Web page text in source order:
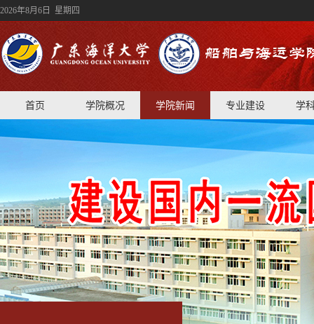
2026年8月6日 星期四
首页 学院概况 学院新闻 专业建设 学